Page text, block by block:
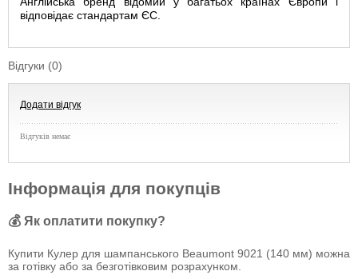
відповідає стандартам ЄС.
Відгуки (0)
Додати відгук
Відгуків немає
Інформація для покупців
💰 Як оплатити покупку?
Купити Кулер для шампанського Beaumont 9021 (140 мм) можна
за готівку або за безготівковим розрахунком.